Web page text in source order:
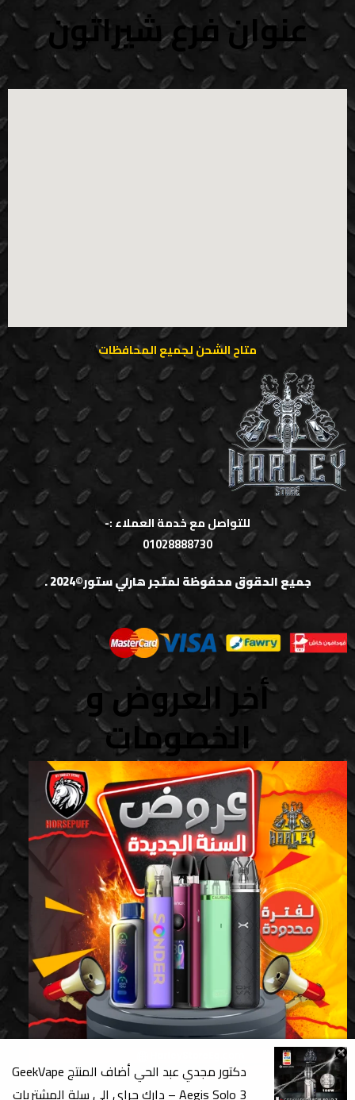
عنوان فرع شيراتون
متاح الشحن لجميع المحافظات
للتواصل مع خدمة العملاء :-
01028888730
جميع الحقوق محفوظة لمتجر هارلي ستور©2024 .
أخر العروض و
الخصومات
دكتور مجدي عبد الحيأضاف المنتجGeekVape
Aegis Solo 3 – دارك جراي
إلي سلة المشتريات